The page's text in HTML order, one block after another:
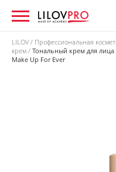
LILOV Профессиональная
крем
Тональный крем для
Make Up For Ever